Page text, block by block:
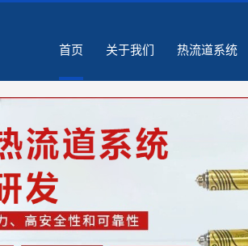
首页 关于我们 热流道系统